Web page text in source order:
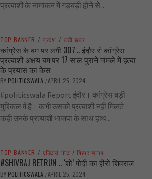
प्रत्याशी के नामांकन में गड़बड़ी होने से...
TOP BANNER / प्रदेश / बड़ी खबर
कांग्रेस के बम पर लगी 307 .. इंदौर से कांग्रेस
प्रत्याशी अक्षय बम पर 17 साल पुराने मांमले में हत्या
के प्रयास का केस
BY POLITICSWALA /APRIL 25, 2024
#politicswala Report इंदौर। कांग्रेस बड़ी
मुश्किल में है। कभी उसको प्रत्याशी नहीं मिलते।
कही उनके प्रत्याशी भाजपा के साथ हाथ...
TOP BANNER / एडिटर्स नोट / बिहार चुनाव
#SHIVRAJ RETRUN .. ‘शो’ मोदी का हीरो शिवराज
BY POLITICSWALA /APRIL 25, 2024